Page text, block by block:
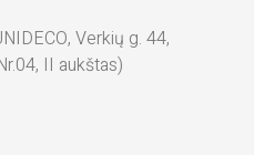
Verkių g. 44,
II aukštas)